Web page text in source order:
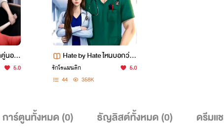
นอน
5.0
Hate by Hate ไหนบอกว่าเ
กลียดไงคะคุณหมอ
รักโรแมนติก
5.0
44
358K
การ์ตูนทั้งหมด (0) ธัญลิสต์ทั้งหมด (0) ดรีมแ